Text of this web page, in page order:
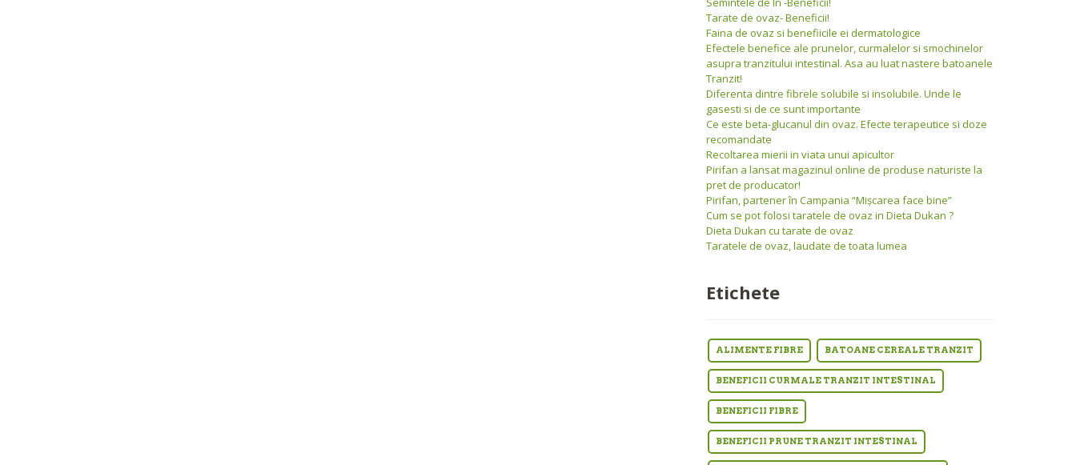
Tarate de ovaz- Beneficii!
Faina de ovaz si benefiicile ei dermatologice
Efectele benefice ale prunelor, curmalelor si smochinelor
asupra tranzitului intestinal. Asa au luat nastere batoanele
Tranzit!
Diferenta dintre fibrele solubile si insolubile. Unde le
gasesti si de ce sunt importante
Ce este beta-glucanul din ovaz. Efecte terapeutice si doze
recomandate
Recoltarea mierii in viata unui apicultor
Pirifan a lansat magazinul online de produse naturiste la
pret de producator!
Pirifan, partener în Campania “Mişcarea face bine”
Cum se pot folosi taratele de ovaz in Dieta Dukan ?
Dieta Dukan cu tarate de ovaz
Taratele de ovaz, laudate de toata lumea
Etichete
ALIMENTE FIBRE BATOANE CEREALE TRANZIT
BENEFICII CURMALE TRANZIT INTESTINAL
BENEFICII FIBRE
BENEFICII PRUNE TRANZIT INTESTINAL